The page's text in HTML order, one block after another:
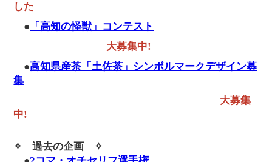
した
● 「高知の怪獣」コンテスト
大募集中!
●高知県産茶「土佐茶」シンボルマークデザイン募
集
大募集
中!
✧ 過去の企画 ✧